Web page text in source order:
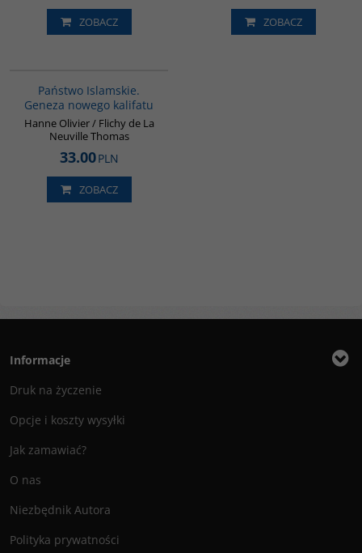
ZOBACZ ZOBACZ
Państwo Islamskie.
Geneza nowego kalifatu
Hanne Olivier / Flichy de La
Neuville Thomas
33.00PLN
ZOBACZ
Informacje
Druk na życzenie
Opcje i koszty wysyłki
Jak zamawiać?
O nas
Niezbędnik Autora
Polityka prywatności